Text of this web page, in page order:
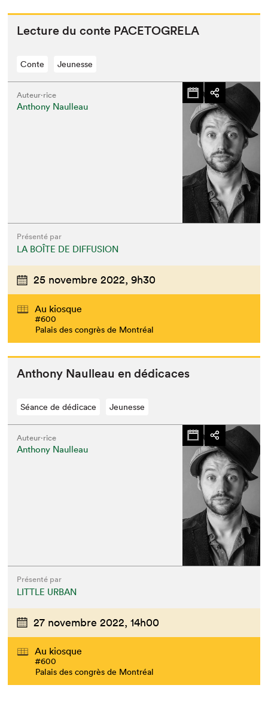
Lec­ture du con­te PACETOGRELA
Conte Jeunesse
Auteur·rice
Anthony Naulleau
Présenté par
LA BOÎTE DE DIFFUSION
25 novembre 2022, 9h30
Au kiosque
#600
Palais des congrès de Montréal
Antho­ny Naul­leau en dédicaces
Séance de dédicace Jeunesse
Auteur·rice
Anthony Naulleau
Présenté par
LITTLE URBAN
27 novembre 2022, 14h00
Au kiosque
#600
Palais des congrès de Montréal